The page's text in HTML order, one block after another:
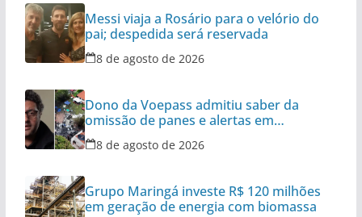
Messi viaja a Rosário para o velório do
pai; despedida será reservada
8 de agosto de 2026
Dono da Voepass admitiu saber da
omissão de panes e alertas em
aeronaves
8 de agosto de 2026
Grupo Maringá investe R$ 120 milhões
em geração de energia com biomassa